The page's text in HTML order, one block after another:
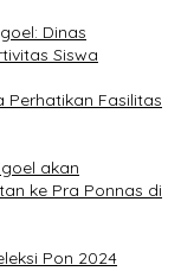
Dinas
Siswa
Perhatikan Fasilitas
akan
ke Pra Ponnas di
Pon 2024